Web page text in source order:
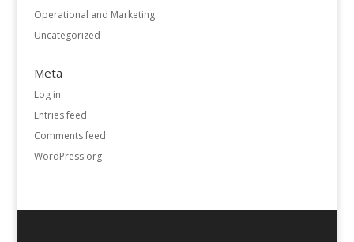
Operational and Marketing
Uncategorized
Meta
Log in
Entries feed
Comments feed
WordPress.org